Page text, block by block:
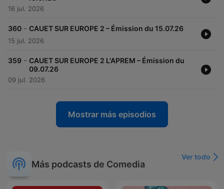
16 jul. 2026
360 - CAUET SUR EUROPE 2 – Émission du 15.07.26
15 jul. 2026
359 - CAUET SUR EUROPE 2 L'APREM – Émission du
09.07.26
09 jul. 2026
Mostrar más episodios
Más podcasts de Comedia
Ver todo